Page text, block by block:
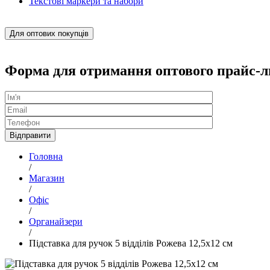
Для оптових покупців
Форма для отримання оптового прайс-
Головна
/
Магазин
/
Офіс
/
Органайзери
/
Підставка для ручок 5 відділів Рожева 12,5х12 см